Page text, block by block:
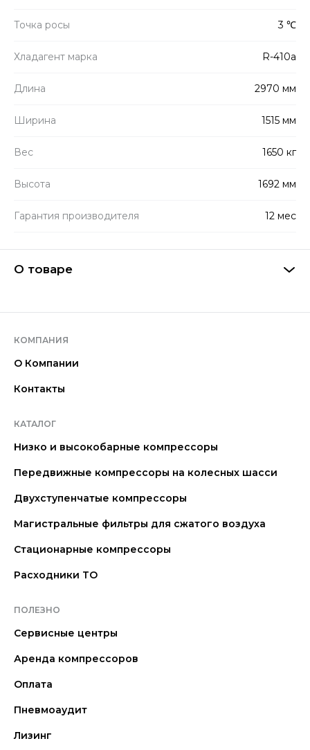
Точка росы 3 ℃
Хладагент марка R-410a
Длина 2970 мм
Ширина 1515 мм
Вес 1650 кг
Высота 1692 мм
Гарантия производителя 12 мес
О товаре
КОМПАНИЯ
О Компании
Контакты
КАТАЛОГ
Низко и высокобарные компрессоры
Передвижные компрессоры на колесных шасси
Двухступенчатые компрессоры
Магистральные фильтры для сжатого воздуха
Стационарные компрессоры
Расходники ТО
ПОЛЕЗНО
Сервисные центры
Аренда компрессоров
Оплата
Пневмоаудит
Лизинг